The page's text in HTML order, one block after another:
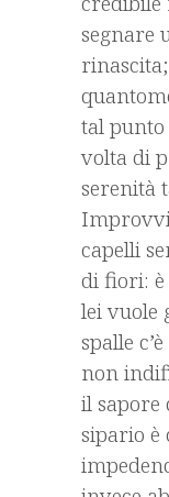
segnare
tal
volta di
serenità
capelli
di fiori:
lei vuole
spalle
non
il sapore
sipario è